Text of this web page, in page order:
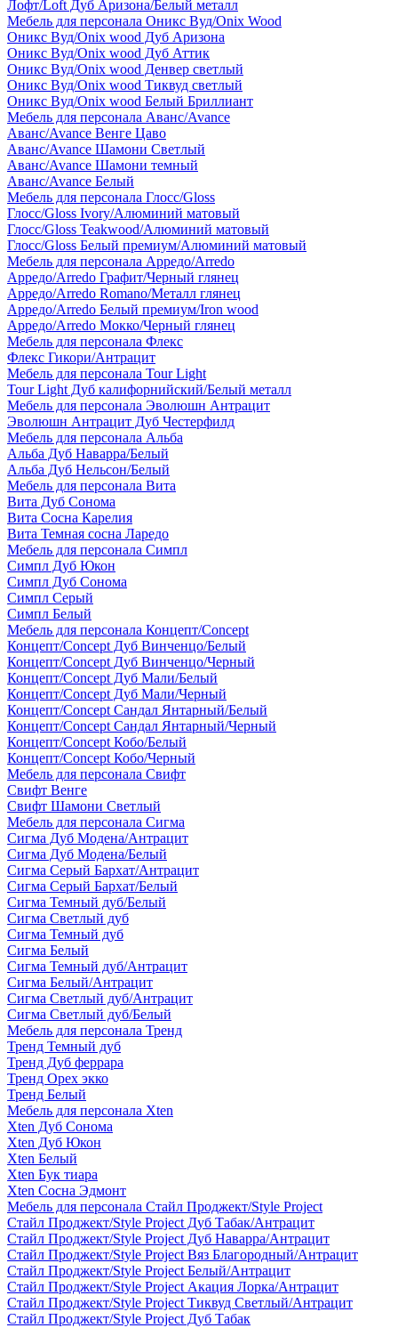
Лофт/Loft Дуб Аризона/Белый металл
Мебель для персонала Оникс Вуд/Onix Wood
Оникс Вуд/Onix wood Дуб Аризона
Оникс Вуд/Onix wood Дуб Аттик
Оникс Вуд/Onix wood Денвер светлый
Оникс Вуд/Onix wood Тиквуд светлый
Оникс Вуд/Onix wood Белый Бриллиант
Мебель для персонала Аванс/Avance
Аванс/Avance Венге Цаво
Аванс/Avance Шамони Светлый
Аванс/Avance Шамони темный
Аванс/Avance Белый
Мебель для персонала Глосс/Gloss
Глосс/Gloss Ivory/Алюминий матовый
Глосс/Gloss Teakwood/Алюминий матовый
Глосс/Gloss Белый премиум/Алюминий матовый
Мебель для персонала Арредо/Arredo
Арредо/Arredo Графит/Черный глянец
Арредо/Arredo Romano/Металл глянец
Арредо/Arredo Белый премиум/Iron wood
Арредо/Arredo Мокко/Черный глянец
Мебель для персонала Флекс
Флекс Гикори/Антрацит
Мебель для персонала Tour Light
Tour Light Дуб калифорнийский/Белый металл
Мебель для персонала Эволюшн Антрацит
Эволюшн Антрацит Дуб Честерфилд
Мебель для персонала Альба
Альба Дуб Наварра/Белый
Альба Дуб Нельсон/Белый
Мебель для персонала Вита
Вита Дуб Сонома
Вита Сосна Карелия
Вита Темная сосна Ларедо
Мебель для персонала Симпл
Симпл Дуб Юкон
Симпл Дуб Сонома
Симпл Серый
Симпл Белый
Мебель для персонала Концепт/Concept
Концепт/Concept Дуб Винченцо/Белый
Концепт/Concept Дуб Винченцо/Черный
Концепт/Concept Дуб Мали/Белый
Концепт/Concept Дуб Мали/Черный
Концепт/Concept Сандал Янтарный/Белый
Концепт/Concept Сандал Янтарный/Черный
Концепт/Concept Кобо/Белый
Концепт/Concept Кобо/Черный
Мебель для персонала Свифт
Свифт Венге
Свифт Шамони Светлый
Мебель для персонала Сигма
Сигма Дуб Модена/Антрацит
Сигма Дуб Модена/Белый
Сигма Серый Бархат/Антрацит
Сигма Серый Бархат/Белый
Сигма Темный дуб/Белый
Сигма Светлый дуб
Сигма Темный дуб
Сигма Белый
Сигма Темный дуб/Антрацит
Сигма Белый/Антрацит
Сигма Светлый дуб/Антрацит
Сигма Светлый дуб/Белый
Мебель для персонала Тренд
Тренд Темный дуб
Тренд Дуб феррара
Тренд Орех экко
Тренд Белый
Мебель для персонала Xten
Xten Дуб Сонома
Xten Дуб Юкон
Xten Белый
Xten Бук тиара
Xten Сосна Эдмонт
Мебель для персонала Стайл Проджект/Style Project
Стайл Проджект/Style Project Дуб Табак/Антрацит
Стайл Проджект/Style Project Дуб Наварра/Антрацит
Стайл Проджект/Style Project Вяз Благородный/Антрацит
Стайл Проджект/Style Project Белый/Антрацит
Стайл Проджект/Style Project Акация Лорка/Антрацит
Стайл Проджект/Style Project Тиквуд Светлый/Антрацит
Стайл Проджект/Style Project Дуб Табак